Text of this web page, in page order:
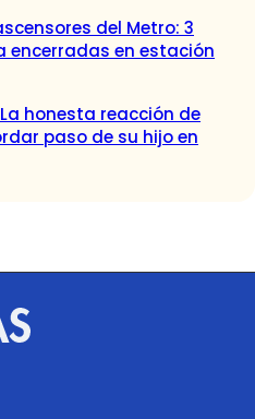
del Metro: 3
encerradas en estación
honesta reacción de
paso de su hijo en